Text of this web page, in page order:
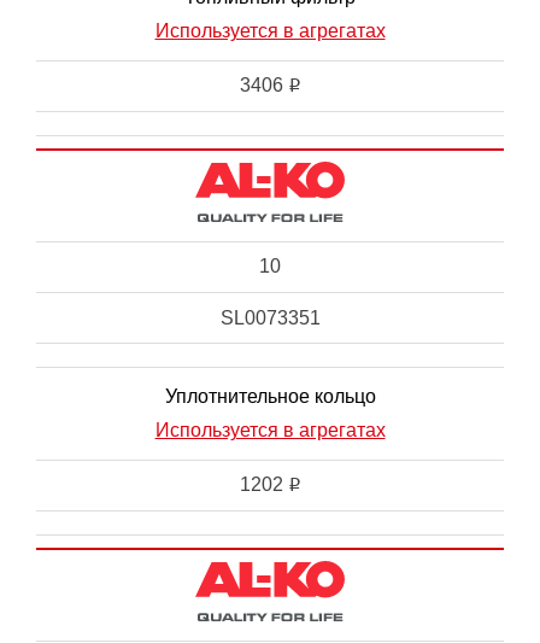
Используется в агрегатах
3406 i
10
SL0073351
Уплотнительное кольцо
Используется в агрегатах
1202 i